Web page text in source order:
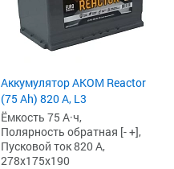
Аккумулятор AKOM Reactor
(75 Ah) 820 А, L3
Ёмкость 75 А·ч,
Полярность обратная [- +],
Пусковой ток 820 А,
278x175x190